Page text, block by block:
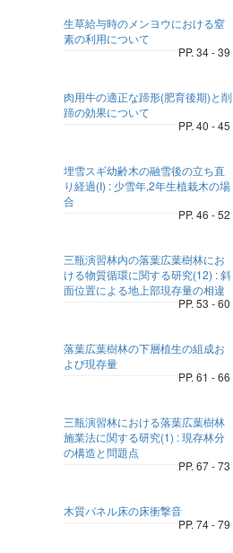
生草給与時のメンヨウにおける窒
素の利用について
PP. 34 - 39
肉用牛の適正な蹄形(肥育後期)と削
蹄の効果について
PP. 40 - 45
埋雪スギ幼齢木の融雪後の立ち直
り経過(I) : 少雪年,2年生植栽木の場
合
PP. 46 - 52
三瓶演習林内の落葉広葉樹林にお
ける物質循環に関する研究(12) : 斜
面位置による地上部現存量の相違
PP. 53 - 60
落葉広葉樹林の下層植生の組成お
よび現存量
PP. 61 - 66
三瓶演習林における落葉広葉樹林
施業法に関する研究(1) : 現存林分
の構造と問題点
PP. 67 - 73
木質パネル床の床衝撃音
PP. 74 - 79